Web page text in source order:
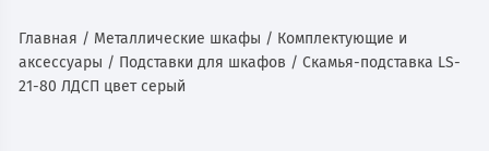
Главная / Металлические шкафы / Комплектующие и
аксессуары / Подставки для шкафов / Скамья-подставка LS-
21-80 ЛДСП цвет серый